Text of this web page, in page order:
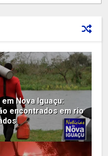
Nova Iguaçu:
encontrados em rio